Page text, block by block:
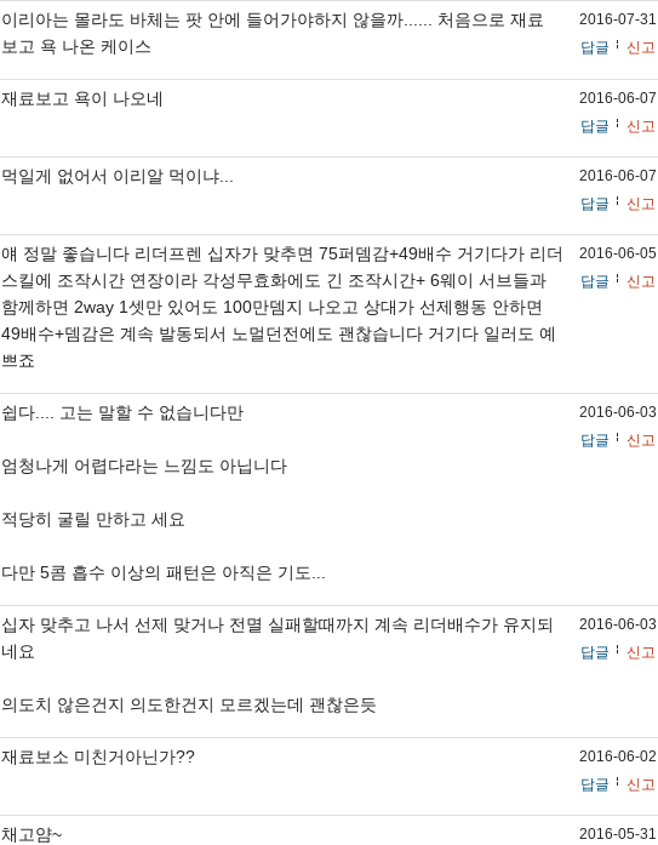
이리아는 몰라도 바체는 팟 안에 들어가야하지 않을까...... 처음으로 재료
보고 욕 나온 케이스
2016-07-31
답글
신고
재료보고 욕이 나오네
2016-06-07
답글
신고
먹일게 없어서 이리알 먹이냐...
2016-06-07
답글
신고
얘 정말 좋습니다 리더프렌 십자가 맞추면 75퍼뎀감+49배수 거기다가 리더
스킬에 조작시간 연장이라 각성무효화에도 긴 조작시간+ 6웨이 서브들과
함께하면 2way 1셋만 있어도 100만뎀지 나오고 상대가 선제행동 안하면
49배수+뎀감은 계속 발동되서 노멀던전에도 괜찮습니다 거기다 일러도 예
쁘죠
2016-06-05
답글
신고
쉽다.... 고는 말할 수 없습니다만
엄청나게 어렵다라는 느낌도 아닙니다
적당히 굴릴 만하고 세요
다만 5콤 흡수 이상의 패턴은 아직은 기도...
2016-06-03
답글
신고
십자 맞추고 나서 선제 맞거나 전멸 실패할때까지 계속 리더배수가 유지되
네요
의도치 않은건지 의도한건지 모르겠는데 괜찮은듯
2016-06-03
답글
신고
재료보소 미친거아닌가??
2016-06-02
답글
신고
채고얌~
2016-05-31